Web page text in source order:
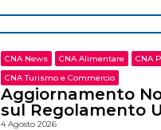
CNA News CNA Alimentare
CNA
CNA Turismo e Commercio
Aggiornamento
sul Regolamento
4 Agosto 2026